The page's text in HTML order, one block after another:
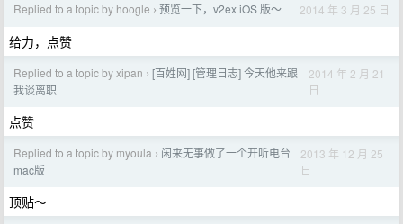
Replied to a topic by hoogle › 预览一下，v2ex iOS 版～ 2014 年 3 月 25 日
给力，点赞
Replied to a topic by xipan › [百姓网] [管理日志] 今天他来跟
我谈离职
2014 年 2 月 21
日
点赞
Replied to a topic by myoula › 闲来无事做了一个开听电台
mac版
2013 年 12 月 25
日
顶贴～